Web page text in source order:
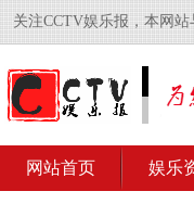
关注CCTV娱乐报，本网站
网站首页 娱乐